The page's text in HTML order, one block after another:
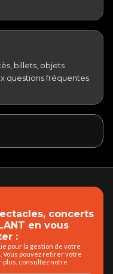
billets, objets
questions fréquentes
concerts
en vous
:
pour la gestion de votre
Vous pouvez retirer votre
plus, consultez notre